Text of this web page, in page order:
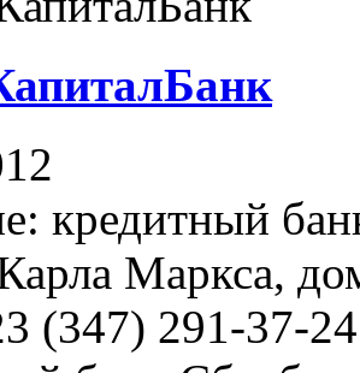
кредитный
Маркса,
(347) 291-37-